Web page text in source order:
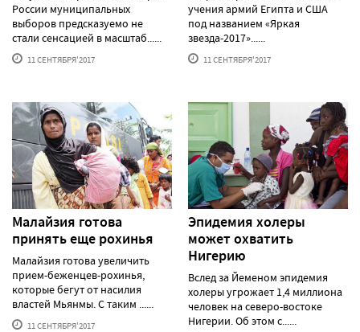
России муниципальных
выборов предсказуемо не
стали сенсацией в масштаб......
11 СЕНТЯБРЯ'2017
учения армий Египта и США
под названием «Яркая
звезда-2017»......
11 СЕНТЯБРЯ'2017
Малайзия готова
принять еще рохинья
Малайзия готова увеличить
прием-беженцев-рохинья,
которые бегут от насилия
властей Мьянмы. С таким ......
11 СЕНТЯБРЯ'2017
Эпидемия холеры
может охватить
Нигерию
Вслед за Йеменом эпидемия
холеры угрожает 1,4 миллиона
человек на северо-востоке
Нигерии. Об этом с......